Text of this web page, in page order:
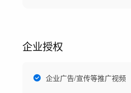
企业授权
企业广告/宣传等推广视频